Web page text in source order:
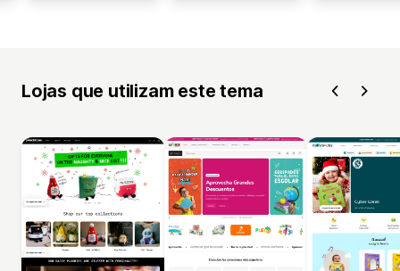
Lojas que utilizam este tema